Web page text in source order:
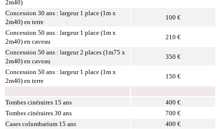
2m40)
Concession 30 ans : largeur 1 place (1m x
2m40) en terre
100 €
Concession 50 ans : largeur 1 place (1m x
2m40) en caveau
210 €
Concession 50 ans : largeur 2 places (1m75 x
2m40) en caveau
350 €
Concession 50 ans : largeur 1 place (1m x
2m40) en terre
150 €
Tombes cinéraires 15 ans
400 €
Tombes cinéraires 30 ans
700 €
Cases columbarium 15 ans
400 €